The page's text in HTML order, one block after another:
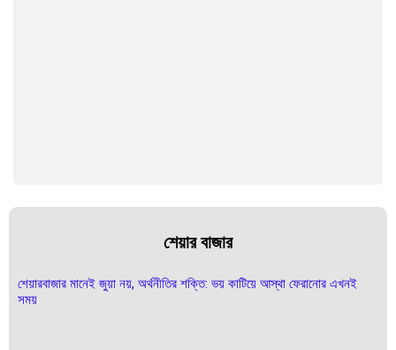
শেয়ার বাজার
শেয়ারবাজার মানেই জুয়া নয়, অর্থনীতির শক্তি: ভয় কাটিয়ে আস্থা ফেরানোর এখনই
সময়